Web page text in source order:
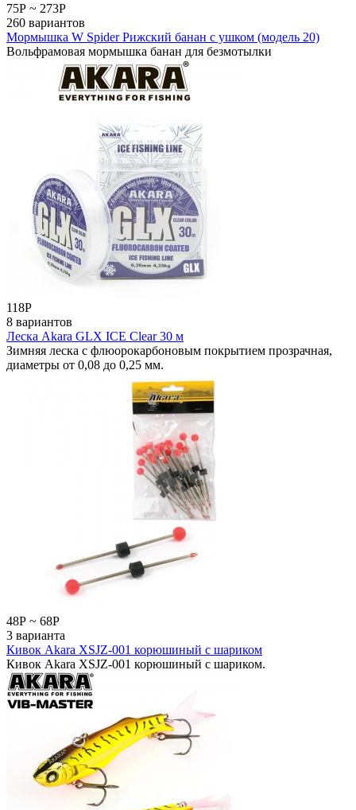
75Р ~ 273Р
260 вариантов
Мормышка W Spider Рижский банан с ушком (модель 20)
Вольфрамовая мормышка банан для безмотылки
118Р
8 вариантов
Леска Akara GLX ICE Clear 30 м
Зимняя леска с флюорокарбоновым покрытием прозрачная,
диаметры от 0,08 до 0,25 мм.
48Р ~ 68Р
3 варианта
Кивок Akara XSJZ-001 корюшиный с шариком
Кивок Akara XSJZ-001 корюшиный с шариком.